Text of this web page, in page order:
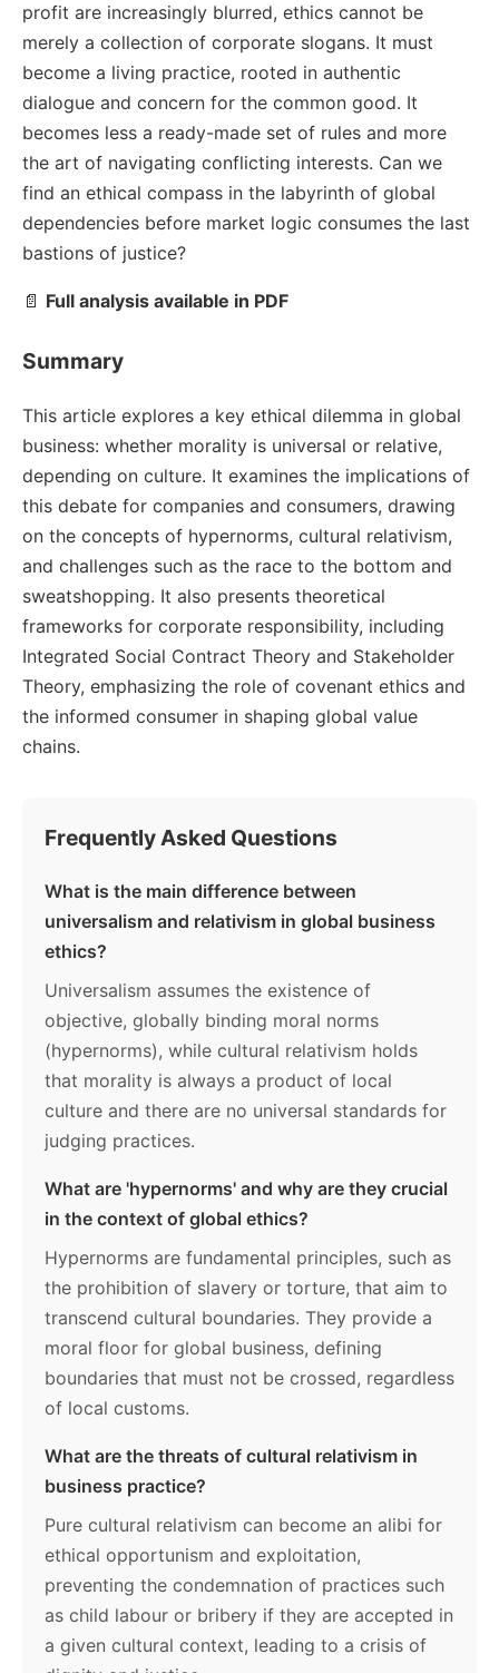
profit are increasingly blurred, ethics cannot be
merely a collection of corporate slogans. It must
become a living practice, rooted in authentic
dialogue and concern for the common good. It
becomes less a ready-made set of rules and more
the art of navigating conflicting interests. Can we
find an ethical compass in the labyrinth of global
dependencies before market logic consumes the last
bastions of justice?
📄 Full analysis available in PDF
Summary
This article explores a key ethical dilemma in global
business: whether morality is universal or relative,
depending on culture. It examines the implications of
this debate for companies and consumers, drawing
on the concepts of hypernorms, cultural relativism,
and challenges such as the race to the bottom and
sweatshopping. It also presents theoretical
frameworks for corporate responsibility, including
Integrated Social Contract Theory and Stakeholder
Theory, emphasizing the role of covenant ethics and
the informed consumer in shaping global value
chains.
Frequently Asked Questions
What is the main difference between
universalism and relativism in global business
ethics?
Universalism assumes the existence of
objective, globally binding moral norms
(hypernorms), while cultural relativism holds
that morality is always a product of local
culture and there are no universal standards for
judging practices.
What are 'hypernorms' and why are they crucial
in the context of global ethics?
Hypernorms are fundamental principles, such as
the prohibition of slavery or torture, that aim to
transcend cultural boundaries. They provide a
moral floor for global business, defining
boundaries that must not be crossed, regardless
of local customs.
What are the threats of cultural relativism in
business practice?
Pure cultural relativism can become an alibi for
ethical opportunism and exploitation,
preventing the condemnation of practices such
as child labour or bribery if they are accepted in
a given cultural context, leading to a crisis of